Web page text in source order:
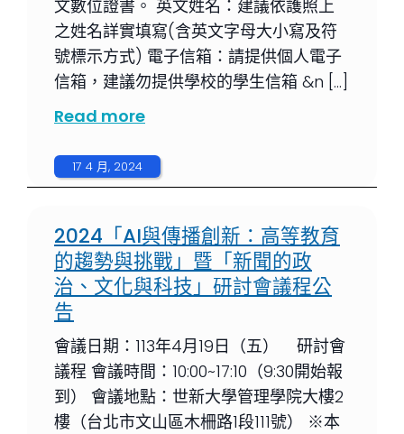
文數位證書。 英文姓名：建議依護照上
之姓名詳實填寫(含英文字母大小寫及符
號標示方式) 電子信箱：請提供個人電子
信箱，建議勿提供學校的學生信箱 &n […]
Read more
17 4 月, 2024
2024「AI與傳播創新：高等教育
的趨勢與挑戰」暨「新聞的政
治、文化與科技」研討會議程公
告
會議日期：113年4月19日（五） 研討會
議程 會議時間：10:00~17:10（9:30開始報
到） 會議地點：世新大學管理學院大樓2
樓（台北市文山區木柵路1段111號） ※本